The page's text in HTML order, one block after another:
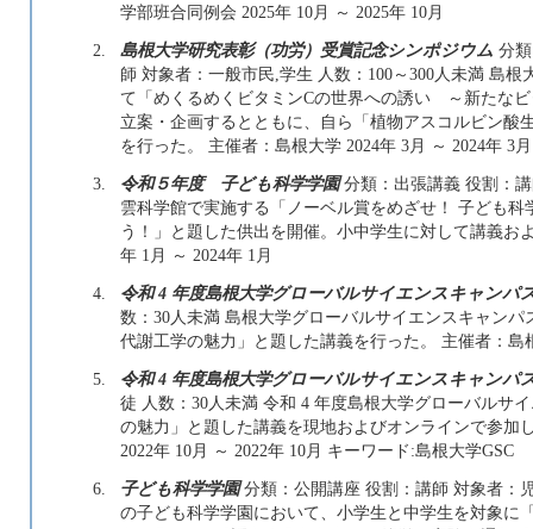
学部班合同例会 2025年 10月 ～ 2025年 10月
2.
島根大学研究表彰（功労）受賞記念シンポジウム 分
師 対象者：一般市民,学生 人数：100～300人未満 島
て「めくるめくビタミンCの世界への誘い ～新たな
立案・企画するとともに、自ら「植物アスコルビン酸
を行った。 主催者：島根大学 2024年 3月 ～ 2024年 3月
3.
令和５年度 子ども科学学園分類：出張講義 役割：
雲科学館で実施する「ノーベル賞をめざせ！ 子ども
う！」と題した供出を開催。小中学生に対して講義お
年 1月 ～ 2024年 1月
4.
令和 4 年度島根大学グローバルサイエンスキャンパ
数：30人未満 島根大学グローバルサイエンスキャン
代謝工学の魅力」と題した講義を行った。 主催者：島
5.
令和 4 年度島根大学グローバルサイエンスキャンパ
徒 人数：30人未満 令和 4 年度島根大学グローバルサ
の魅力」と題した講義を現地およびオンラインで参加
2022年 10月 ～ 2022年 10月 キーワード:島根大学GSC
6.
子ども科学学園分類：公開講座 役割：講師 対象者：
の子ども科学学園において、小学生と中学生を対象に